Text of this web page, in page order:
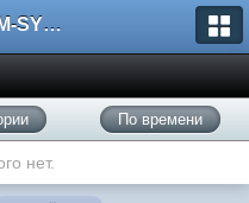
Форум LDM-SYSTEMS
По времени
нет.